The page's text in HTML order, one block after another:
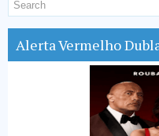
Alerta Vermelho